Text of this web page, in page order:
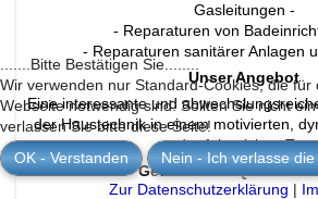
Gasleitungen -
- Reparaturen von
- Reparaturen sanitärer Anlagen
Unser Angebot
Eine interessante und
der Haustechnik in einem motivierten,
und erfolgreichen
Gewünschte
.......Bitte Bestätigen Sie........
Wir verwenden nur Standard-Cookies, die für
Webseite notwendig sind. Sollten Sie nicht
verlassen Sie bitte diese Seite!
OK - Verstanden
Nein - Ich verlasse die
Zur Datenschutzerklärung |